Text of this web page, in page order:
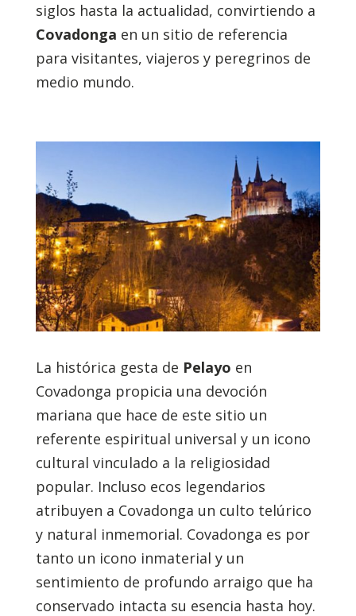
siglos hasta la actualidad, convirtiendo a
Covadonga en un sitio de referencia
para visitantes, viajeros y peregrinos de
medio mundo.
La histórica gesta de Pelayo en
Covadonga propicia una devoción
mariana que hace de este sitio un
referente espiritual universal y un icono
cultural vinculado a la religiosidad
popular. Incluso ecos legendarios
atribuyen a Covadonga un culto telúrico
y natural inmemorial. Covadonga es por
tanto un icono inmaterial y un
sentimiento de profundo arraigo que ha
conservado intacta su esencia hasta hoy.